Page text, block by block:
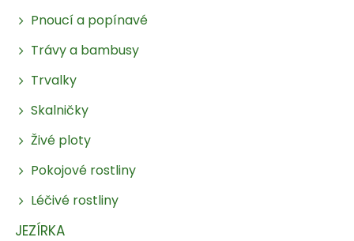
Pnoucí a popínavé
Trávy a bambusy
Trvalky
Skalničky
Živé ploty
Pokojové rostliny
Léčivé rostliny
JEZÍRKA